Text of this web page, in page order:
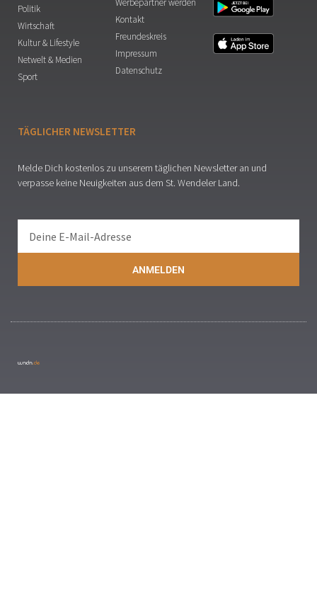
Politik
Wirtschaft
Kultur & Lifestyle
Netwelt & Medien
Sport
Werbepartner werden
Kontakt
Freundeskreis
Impressum
Datenschutz
TÄGLICHER NEWSLETTER
Melde Dich kostenlos zu unserem täglichen Newsletter an und
verpasse keine Neuigkeiten aus dem St. Wendeler Land.
ANMELDEN